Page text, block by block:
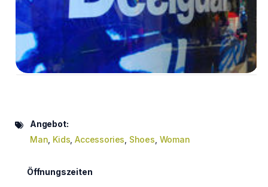
Angebot:
Man Kids ,Accessories Shoes Woman
Öffnungszeiten